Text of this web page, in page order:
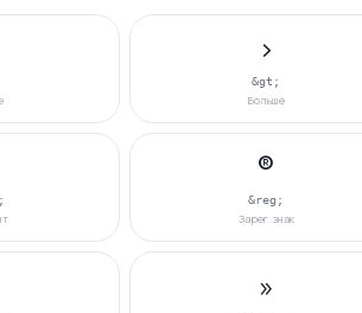
>
&gt;
Больше
®
&reg;
Зарег. знак
»